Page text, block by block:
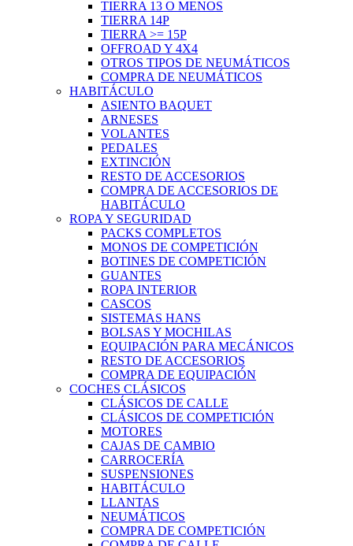
TIERRA 13 O MENOS
TIERRA 14P
TIERRA >= 15P
OFFROAD Y 4X4
OTROS TIPOS DE NEUMÁTICOS
COMPRA DE NEUMÁTICOS
HABITÁCULO
ASIENTO BAQUET
ARNESES
VOLANTES
PEDALES
EXTINCIÓN
RESTO DE ACCESORIOS
COMPRA DE ACCESORIOS DE
HABITÁCULO
ROPA Y SEGURIDAD
PACKS COMPLETOS
MONOS DE COMPETICIÓN
BOTINES DE COMPETICIÓN
GUANTES
ROPA INTERIOR
CASCOS
SISTEMAS HANS
BOLSAS Y MOCHILAS
EQUIPACIÓN PARA MECÁNICOS
RESTO DE ACCESORIOS
COMPRA DE EQUIPACIÓN
COCHES CLÁSICOS
CLÁSICOS DE CALLE
CLÁSICOS DE COMPETICIÓN
MOTORES
CAJAS DE CAMBIO
CARROCERÍA
SUSPENSIONES
HABITÁCULO
LLANTAS
NEUMÁTICOS
COMPRA DE COMPETICIÓN